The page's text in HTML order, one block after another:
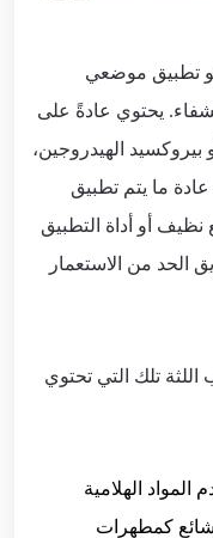
تطبيق موضعي
يحتوي عادةً على
الهيدروجين،
ما يتم تطبيق
نظيف أو أداة التطبيق
الحد من الاستعمار
اللثة تلك التي تحتوي
الهلامية
شائع كمطهرات